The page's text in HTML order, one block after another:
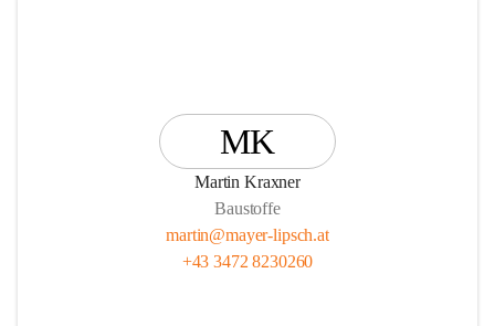
MK
Martin Kraxner
Baustoffe
martin@mayer-lipsch.at
+43 3472 8230260